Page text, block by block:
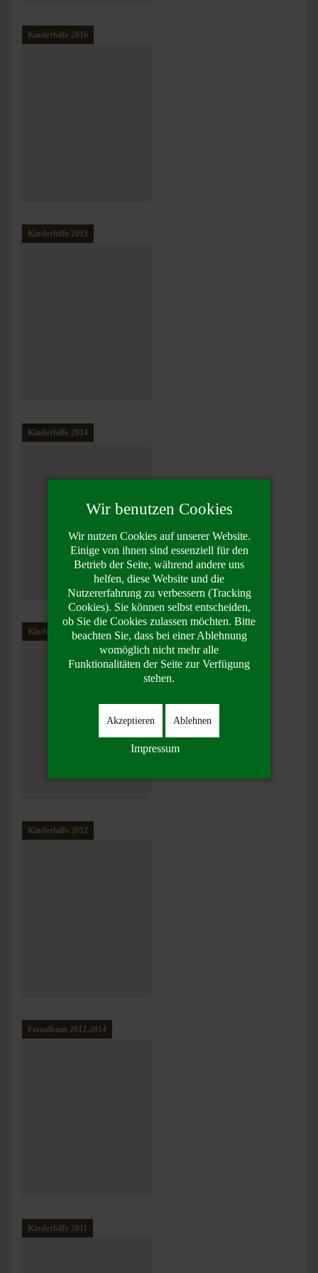
Kinderhilfe 2016
Kinderhilfe 2015
Kinderhilfe 2014
Kinderhilfe 2013
Kinderhilfe 2012
Fotoalbum 2012-2014
Kinderhilfe 2011
Wir benutzen Cookies
Wir nutzen Cookies auf unserer Website.
Einige von ihnen sind essenziell für den
Betrieb der Seite, während andere uns
helfen, diese Website und die
Nutzererfahrung zu verbessern (Tracking
Cookies). Sie können selbst entscheiden,
ob Sie die Cookies zulassen möchten. Bitte
beachten Sie, dass bei einer Ablehnung
womöglich nicht mehr alle
Funktionalitäten der Seite zur Verfügung
stehen.
Akzeptieren Ablehnen
Impressum